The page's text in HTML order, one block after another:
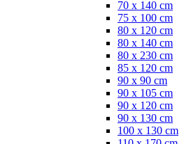
70 x 140 cm
75 x 100 cm
80 x 120 cm
80 x 140 cm
80 x 230 cm
85 x 120 cm
90 x 90 cm
90 x 105 cm
90 x 120 cm
90 x 130 cm
100 x 130 cm